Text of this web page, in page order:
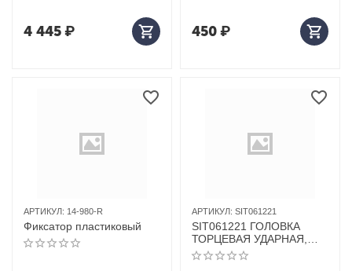
4 445₽ 450₽
АРТИКУЛ: 14-980-R
Фиксатор пластиковый
АРТИКУЛ: SIT061221
SIT061221 ГОЛОВКА
ТОРЦЕВАЯ УДАРНАЯ,
ТОНКОСТЕННАЯ,
ГЛУБОКАЯ ROSSVIK, 1/2",